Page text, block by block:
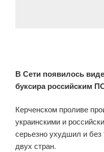
В Сети появилось
буксира российским
Керченском проливе
украинскими и
серьезно ухудшил и без
двух стран.